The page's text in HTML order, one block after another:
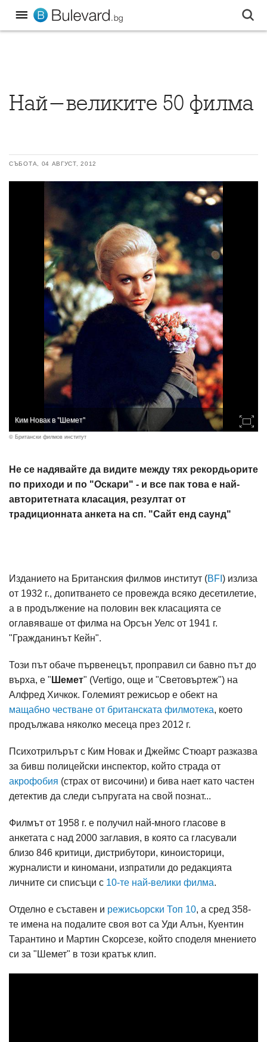
Най-великите 50 филма
СЪБОТА, 04 АВГУСТ, 2012
Ким Новак в "Шемет"
© Британски филмов институт
Не се надявайте да видите между тях рекордьорите
по приходи и по "Оскари" - и все пак това е най-
авторитетната класация, резултат от
традиционната анкета на сп. "Сайт енд саунд"
Изданието на Британския филмов институт (BFI ) излиза
от 1932 г., допитването се провежда всяко десетилетие,
а в продължение на половин век класацията се
оглавяваше от филма на Орсън Уелс от 1941 г.
"Гражданинът Кейн".
Този път обаче първенецът, проправил си бавно път до
върха, е " Шемет" (Vertigo, още и "Световъртеж") на
Алфред Хичкок. Големият режисьор е обект на
мащабно честване от британската филмотека, което
продължава няколко месеца през 2012 г.
Психотрилърът с Ким Новак и Джеймс Стюарт разказва
за бивш полицейски инспектор, който страда от
акрофобия (страх от височини) и бива нает като частен
детектив да следи съпругата на свой познат...
Филмът от 1958 г. е получил най-много гласове в
анкетата с над 2000 заглавия, в която са гласували
близо 846 критици, дистрибутори, киноисторици,
журналисти и киномани, изпратили до редакцията
личните си списъци с 10-те най-велики филма.
Отделно е съставен и режисьорски Топ 10, а сред 358-
те имена на подалите своя вот са Уди Алън, Куентин
Тарантино и Мартин Скорсезе, който споделя мнението
си за "Шемет" в този кратък клип.